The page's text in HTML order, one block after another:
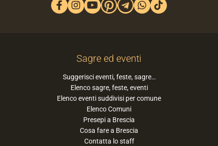
Sagre ed eventi
Suggerisci eventi, feste, sagre…
Elenco sagre, feste, eventi
Elenco eventi suddivisi per comune
Elenco Comuni
Presepi a Brescia
Cosa fare a Brescia
Contatta lo staff